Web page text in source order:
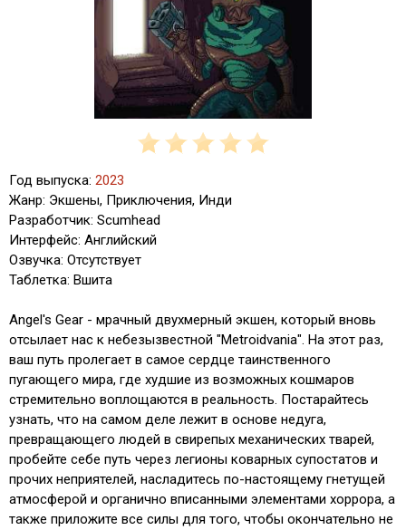
Год выпуска: 2023
Жанр: Экшены, Приключения, Инди
Разработчик: Scumhead
Интерфейс: Английский
Озвучка: Отсутствует
Таблетка: Вшита
Angel's Gear - мрачный двухмерный экшен, который вновь
отсылает нас к небезызвестной "Metroidvania". На этот раз,
ваш путь пролегает в самое сердце таинственного
пугающего мира, где худшие из возможных кошмаров
стремительно воплощаются в реальность. Постарайтесь
узнать, что на самом деле лежит в основе недуга,
превращающего людей в свирепых механических тварей,
пробейте себе путь через легионы коварных супостатов и
прочих неприятелей, насладитесь по-настоящему гнетущей
атмосферой и органично вписанными элементами хоррора, а
также приложите все силы для того, чтобы окончательно не